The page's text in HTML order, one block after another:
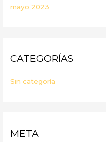
mayo 2023
CATEGORÍAS
Sin categoría
META